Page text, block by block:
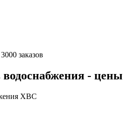
заказов
водоснабжения - цены
ХВС